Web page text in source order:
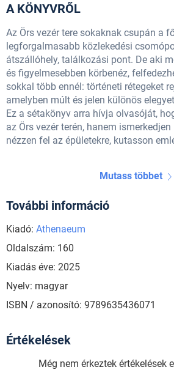
A KÖNYVRŐL
Az Örs vezér tere sokaknak csupán a
legforgalmasabb közlekedési
átszállóhely, találkozási pont. De aki
és figyelmesebben körbenéz,
sokkal több ennél: történeti rétegeket
amelyben múlt és jelen különös
Ez a sétakönyv arra hívja olvasóját,
az Örs vezér terén, hanem
nézzen fel az épületekre, kutasson
Mutass többet
További információ
Kiadó: Athenaeum
Oldalszám: 160
Kiadás éve: 2025
Nyelv: magyar
ISBN / azonosító: 9789635436071
Értékelések
Még nem érkeztek értékelések